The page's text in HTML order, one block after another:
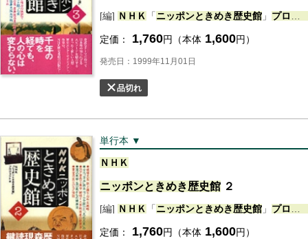
[編] ＮＨＫ 「ニッポンときめき歴史館 」 プロジェクト
定価： 1,760円（本体 1,600円）
発売日：1999年11月01日
品切れ
単行本 ▼
ＮＨＫ
ニッポンときめき歴史館 ２
[編] ＮＨＫ 「ニッポンときめき歴史館 」 プロジェクト
定価： 1,760円（本体 1,600円）